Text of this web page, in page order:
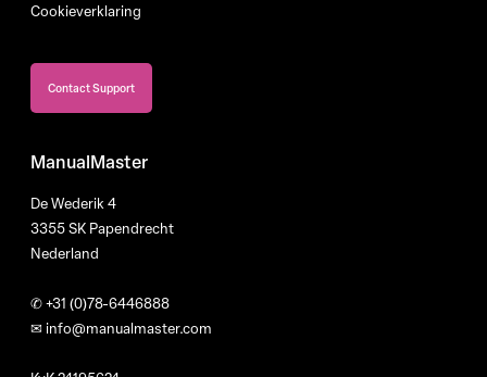
Cookieverklaring
Contact Support
ManualMaster
De Wederik 4
3355 SK Papendrecht
Nederland
✆+31 (0)78-6446888
✉ info@manualmaster.com